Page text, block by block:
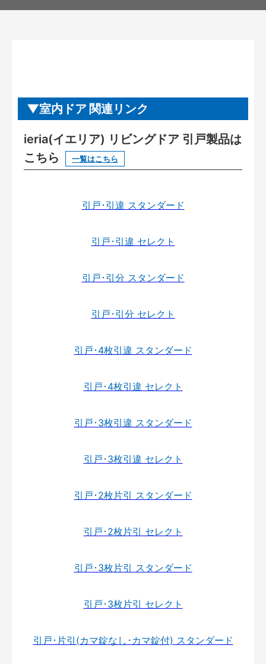
室内ドア 関連リンク
ieria(イエリア) リビングドア 引戸製品は
こちら
一覧はこちら
引戸･引違 スタンダード
引戸･引違 セレクト
引戸･引分 スタンダード
引戸･引分 セレクト
引戸･4枚引違 スタンダード
引戸･4枚引違 セレクト
引戸･3枚引違 スタンダード
引戸･3枚引違 セレクト
引戸･2枚片引 スタンダード
引戸･2枚片引 セレクト
引戸･3枚片引 スタンダード
引戸･3枚片引 セレクト
引戸･片引(カマ錠なし･カマ錠付) スタンダード